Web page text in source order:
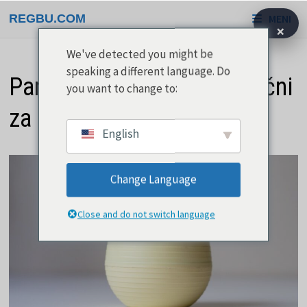
na
REGBU.COM MENI
Pametni sadilniki so privlačni
za sodobne vrtnarje
×
We've detected you might be
speaking a different language. Do
you want to change to:
English
Change Language
Close and do not switch language